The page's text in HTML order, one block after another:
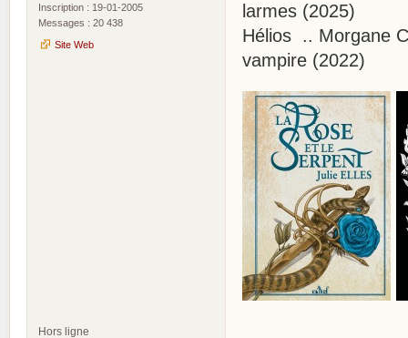
Inscription : 19-01-2005
Messages : 20 438
Site Web
larmes (2025)
Hélios .. Morgane
vampire (2022)
Hors ligne